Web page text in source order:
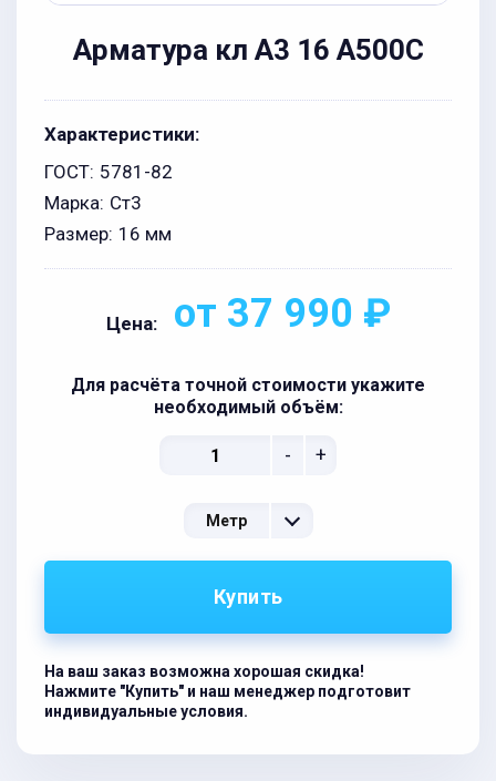
Арматура кл А3 16 А500С
Характеристики:
ГОСТ: 5781-82
Марка: Ст3
Размер: 16 мм
Цена: от 37 990 ₽
Для расчёта точной стоимости укажите
необходимый объём:
- +
Метр
Купить
На ваш заказ возможна хорошая скидка!
Нажмите "Купить" и наш менеджер подготовит
индивидуальные условия.